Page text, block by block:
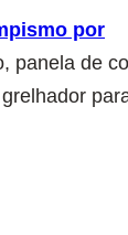
por
panela de